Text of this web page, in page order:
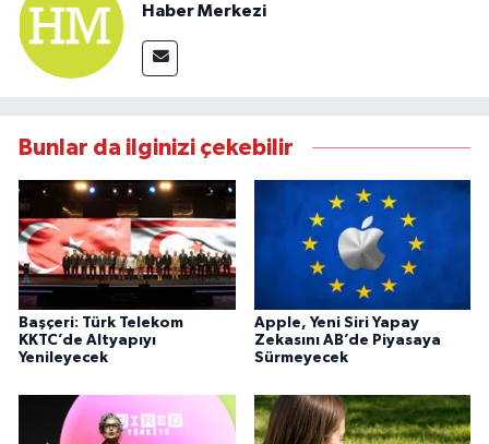
Haber Merkezi
Bunlar da ilginizi çekebilir
Başçeri: Türk Telekom
KKTC’de Altyapıyı
Yenileyecek
Apple, Yeni Siri Yapay
Zekasını AB’de Piyasaya
Sürmeyecek